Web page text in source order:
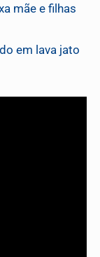
mãe e filhas
em lava jato